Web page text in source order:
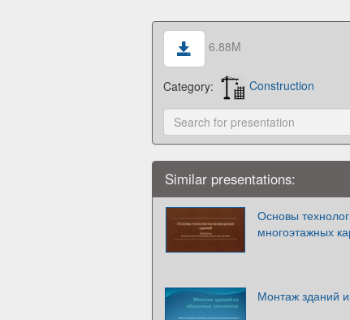
6.88M
Category: Construction
Similar presentations:
Основы
многоэтажных
Монтаж зданий